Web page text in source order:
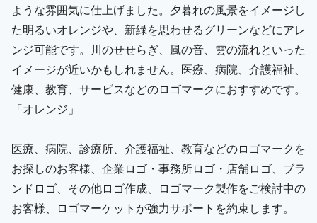
ような雰囲気に仕上げました。夕暮れの風景をイメージし
た明るいオレンジや、新緑を思わせるグリーンなどにアレ
ンジ可能です。川のせせらぎ、風の音、雲の流れといった
イメージが近いかもしれません。医療、病院、介護福祉、
健康、教育、サービスなどのロゴマークにおすすめです。
「オレンジ」
医療、病院、診療所、介護福祉、教育などのロゴマークを
お探しのお客様、企業ロゴ・事務所ロゴ・店舗ロゴ、ブラ
ンドロゴ、その他ロゴ作成、ロゴマーク製作をご検討中の
お客様、ロゴマーケットが強力サポートを約束します。